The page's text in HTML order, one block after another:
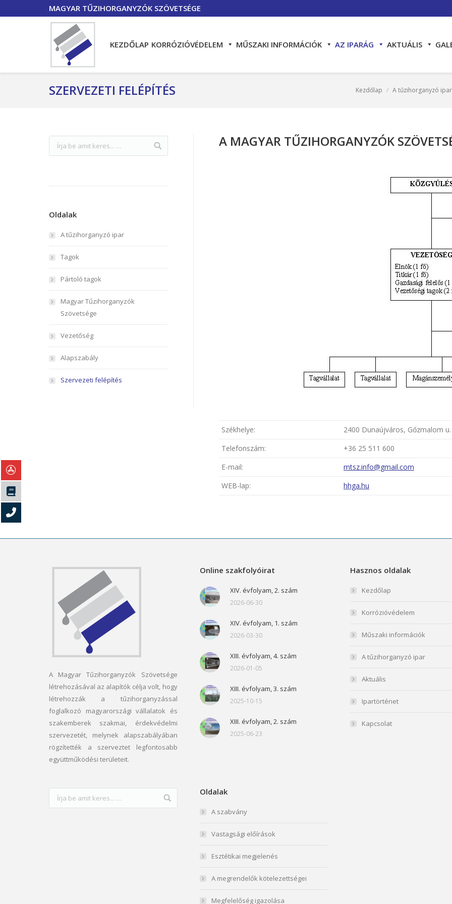
MAGYAR TŰZIHORGANYZÓK SZÖVETSÉGE
KEZDŐLAP KORRÓZIÓVÉDELEM MŰSZAKI INFORMÁCIÓK AZ IPARÁG AKTUÁLIS
SZERVEZETI FELÉPÍTÉS Kezdőlap A tűzihorganyzó ipar
A MAGYAR TŰZIHORGANYZÓK
Székhelye:
2400 Dunaújváros, Gőzmalom
Telefonszám:
+36 25 511 600
E-mail:
mtsz.info@gmail.com
WEB-lap:
hhga.hu
Oldalak
A tűzihorganyzó ipar
Tagok
Pártoló tagok
Magyar Tűzihorganyzók
Szövetsége
Vezetőség
Alapszabály
Szervezeti felépítés
A Magyar Tűzihorganyzók Szövetsége
létrehozásával az alapítók célja volt, hogy
létrehozzák a tűzihorganyzással
foglalkozó magyarországi vállalatok és
szakemberek szakmai, érdekvédelmi
szervezetét, melynek alapszabályában
rögzítették a szerveztet legfontosabb
együttműködési területeit.
Online szakfolyóirat
XIV. évfolyam, 2. szám
2026-06-30
XIV. évfolyam, 1. szám
2026-03-30
XIII. évfolyam, 4. szám
2026-01-05
XIII. évfolyam, 3. szám
2025-10-15
XIII. évfolyam, 2. szám
2025-06-23
Hasznos oldalak
Kezdőlap
Korrózióvédelem
Műszaki információk
A tűzihorganyzó ipar
Aktuális
Ipartörténet
Kapcsolat
Oldalak
A szabvány
Vastagsági előírások
Esztétikai megjelenés
A megrendelők kötelezettségei
Megfelelőség igazolása